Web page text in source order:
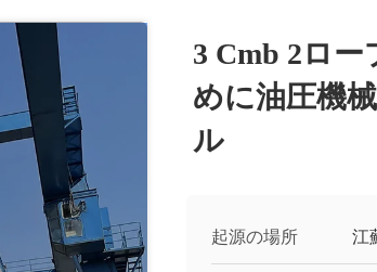
3 Cmb 2ロ
めに油圧機
ル
起源の場所 江